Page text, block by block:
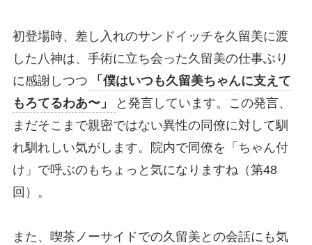
初登場時、差し入れのサンドイッチを久留美に渡
した八神は、手術に立ち会った久留美の仕事ぶり
に感謝しつつ
「僕はいつも久留美ちゃんに支えて
もろてるわあ〜」
と発言しています。この発言、
まだそこまで親密ではない異性の同僚に対して馴
れ馴れしい気がします。院内で同僚を「ちゃん付
け」で呼ぶのもちょっと気になりますね（第48
回）。
また、喫茶ノーサイドでの久留美との会話にも気